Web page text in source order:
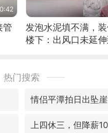
管
发泡水泥填不满，
楼下：出风口未延
热门搜索
情侣平潭拍日出坠
上四休三，但降薪